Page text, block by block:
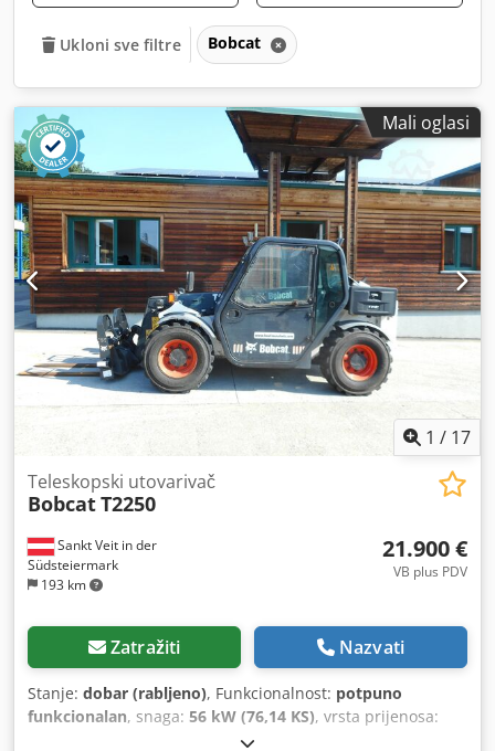
Ukloni sve filtre Bobcat
Mali oglasi
1 / 17
Sankt Veit in der
Südsteiermark
193 km
Teleskopski utovarivač
BobcatT2250
21.900 €
VB plus PDV
Zatražiti Nazvati
Stanje: dobar (rabljeno), Funkcionalnost: potpuno
funkcionalan, snaga: 56 kW (76,14 KS), vrsta prijenosa:
, dizalna snaga: